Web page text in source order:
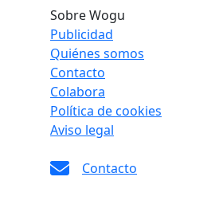
Sobre Wogu
Publicidad
Quiénes somos
Contacto
Colabora
Política de cookies
Aviso legal
Contacto